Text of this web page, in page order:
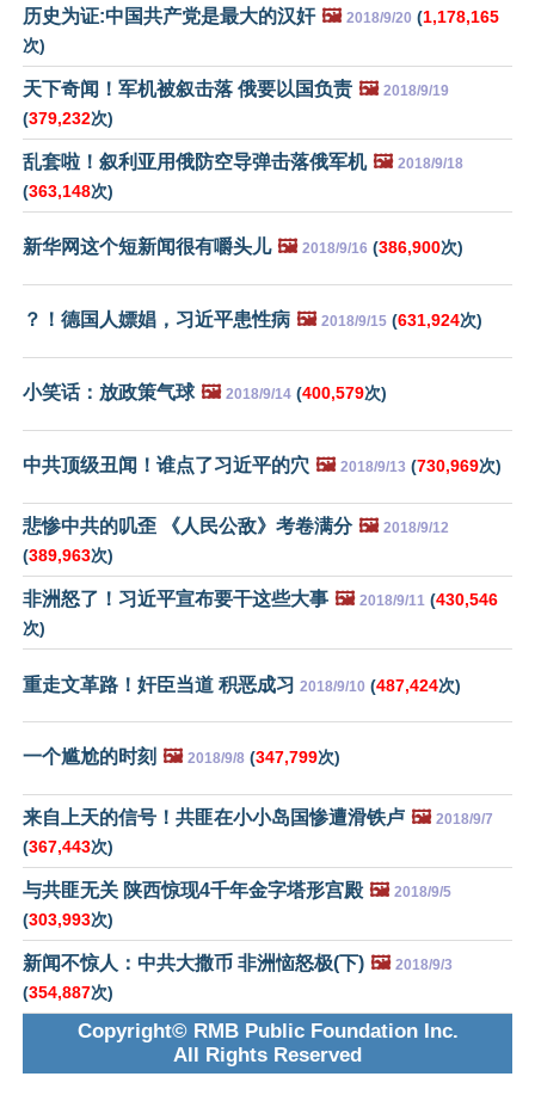
历史为证:中国共产党是最大的汉奸 🖼️ 2018/9/20 (1,178,165
次)
天下奇闻！军机被叙击落 俄要以国负责 🖼️ 2018/9/19
(379,232次)
乱套啦！叙利亚用俄防空导弹击落俄军机 🖼️ 2018/9/18
(363,148次)
新华网这个短新闻很有嚼头儿 🖼️ 2018/9/16 (386,900次)
？！德国人嫖娼，习近平患性病 🖼️ 2018/9/15 (631,924次)
小笑话：放政策气球 🖼️ 2018/9/14 (400,579次)
中共顶级丑闻！谁点了习近平的穴 🖼️ 2018/9/13 (730,969次)
悲惨中共的叽歪 《人民公敌》考卷满分 🖼️ 2018/9/12
(389,963次)
非洲怒了！习近平宣布要干这些大事 🖼️ 2018/9/11 (430,546
次)
重走文革路！奸臣当道 积恶成习 2018/9/10 (487,424次)
一个尴尬的时刻 🖼️ 2018/9/8 (347,799次)
来自上天的信号！共匪在小小岛国惨遭滑铁卢 🖼️ 2018/9/7
(367,443次)
与共匪无关 陕西惊现4千年金字塔形宫殿 🖼️ 2018/9/5
(303,993次)
新闻不惊人：中共大撒币 非洲恼怒极(下) 🖼️ 2018/9/3
(354,887次)
Copyright© RMB Public Foundation Inc.
All Rights Reserved